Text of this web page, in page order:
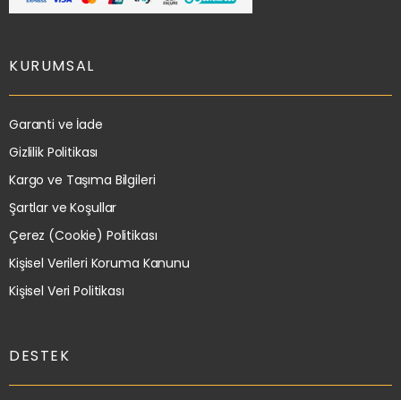
KURUMSAL
Garanti ve İade
Gizlilik Politikası
Kargo ve Taşıma Bilgileri
Şartlar ve Koşullar
Çerez (Cookie) Politikası
Kişisel Verileri Koruma Kanunu
Kişisel Veri Politikası
DESTEK